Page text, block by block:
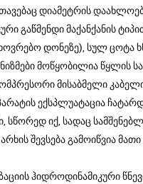
დიამეტრის
გაწმენდი მაქანქანის
დონეზე), სულ ცოტა
მოწყობილია
მისაბმელი
ექსპლუატაცია
სწორედ იქ, სადაც
შევსება გამოიწვია
ჰიდროდინამიკური